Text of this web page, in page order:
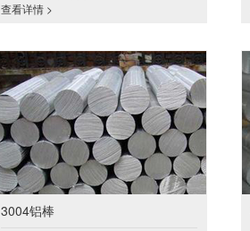
查看详情 >
3004铝棒